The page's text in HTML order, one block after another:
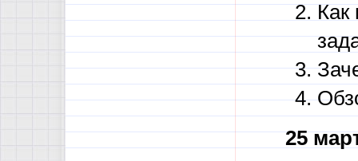
Как
25